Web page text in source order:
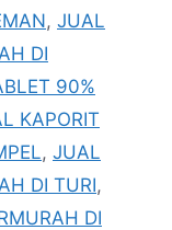
, JUAL
DI
90%
KAPORIT
, JUAL
DI TURI,
DI